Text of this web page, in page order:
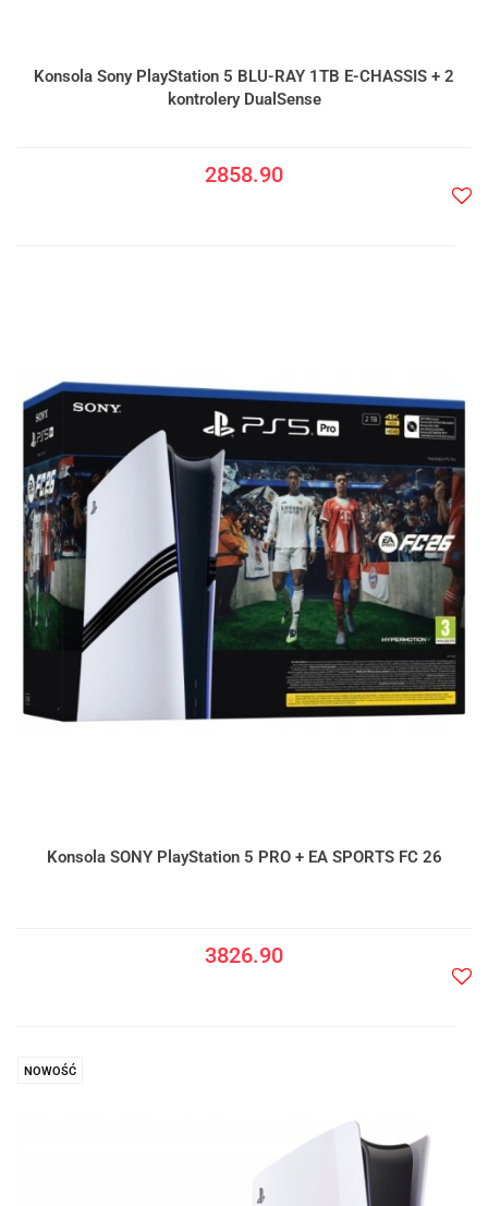
Konsola Sony PlayStation 5 BLU-RAY 1TB E-CHASSIS + 2
kontrolery DualSense
2858.90
Konsola SONY PlayStation 5 PRO + EA SPORTS FC 26
3826.90
NOWOŚĆ